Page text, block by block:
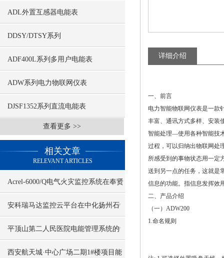
ADL外置互感器电能表
DDSY/DTSY系列
ADF400L系列多用户电能表
ADW系列电力物联网仪表
DJSF1352系列直流电能表
查看更多 >>
相关文章
RELEVANT ARTICLES
Acrel-6000/Q电气火灾监控系统在奉贤
绿庭大厦的应用
安科瑞马达监控云平台在中化扬州石
化码头仓储项目的应用
平顶山第二人民医院电能管理系统的
设计与应用
西安航天城·中心广场二期1#楼项目能
详细介绍
一、前言
电力智能物联网仪表是一款
丰富、通讯方式多样、安装
智能处理—使用各种智能技
过程，可以归纳出物联网处
所感受到的事物状态用一定
送到另一点的任务，这就是
信息的功能。指信息发挥效
二、产品介绍
（一）ADW200
1.命名规则